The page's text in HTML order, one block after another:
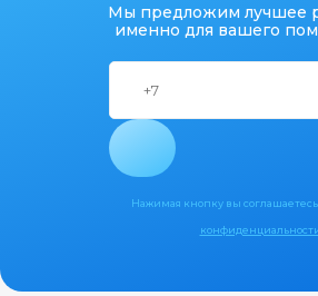
Мы предложим лучшее
именно для вашего
Нажимая кнопку вы соглашаетесь